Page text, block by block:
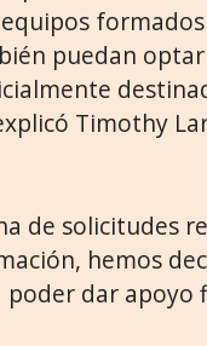
puedan
Timothy
de solicitudes
hemos
dar